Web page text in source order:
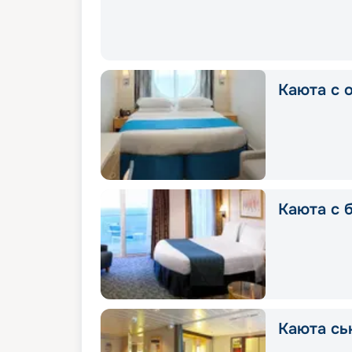
Каюта с
Каюта с
Каюта